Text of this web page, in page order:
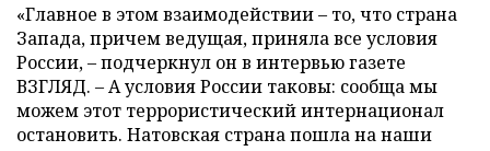
«Главное в этом взаимодействии – то, что страна
Запада, причем ведущая, приняла все условия
России, – подчеркнул он в интервью газете
ВЗГЛЯД. – А условия России таковы: сообща мы
можем этот террористический интернационал
остановить. Натовская страна пошла на наши